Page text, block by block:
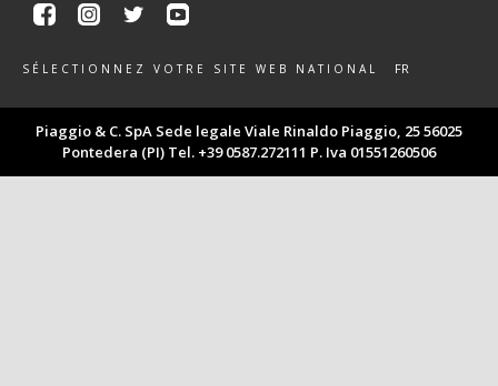
FacebookInstagram
Twitter
SÉLECTIONNEZ VOTRE SITE WEB NATIONAL FR
Piaggio & C. SpA Sede legale Viale Rinaldo Piaggio, 25 56025
Pontedera (PI) Tel. +39 0587.272111 P. Iva 01551260506